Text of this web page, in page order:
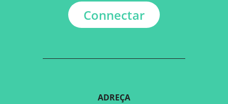
Connectar
ADREÇA